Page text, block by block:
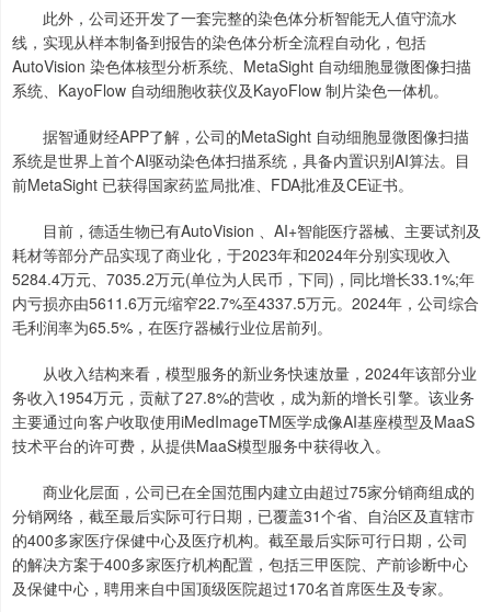
此外，公司还开发了一套完整的染色体分析智能无人值守流水
线，实现从样本制备到报告的染色体分析全流程自动化，包括
AutoVision 染色体核型分析系统、MetaSight 自动细胞显微图像扫描
系统、KayoFlow 自动细胞收获仪及KayoFlow 制片染色一体机。
据智通财经APP了解，公司的MetaSight 自动细胞显微图像扫描
系统是世界上首个AI驱动染色体扫描系统，具备内置识别AI算法。目
前MetaSight 已获得国家药监局批准、FDA批准及CE证书。
目前，德适生物已有AutoVision 、AI+智能医疗器械、主要试剂及
耗材等部分产品实现了商业化，于2023年和2024年分别实现收入
5284.4万元、7035.2万元(单位为人民币，下同)，同比增长33.1%;年
内亏损亦由5611.6万元缩窄22.7%至4337.5万元。2024年，公司综合
毛利润率为65.5%，在医疗器械行业位居前列。
从收入结构来看，模型服务的新业务快速放量，2024年该部分业
务收入1954万元，贡献了27.8%的营收，成为新的增长引擎。该业务
主要通过向客户收取使用iMedImageTM医学成像AI基座模型及MaaS
技术平台的许可费，从提供MaaS模型服务中获得收入。
商业化层面，公司已在全国范围内建立由超过75家分销商组成的
分销网络，截至最后实际可行日期，已覆盖31个省、自治区及直辖市
的400多家医疗保健中心及医疗机构。截至最后实际可行日期，公司
的解决方案于400多家医疗机构配置，包括三甲医院、产前诊断中心
及保健中心，聘用来自中国顶级医院超过170名首席医生及专家。